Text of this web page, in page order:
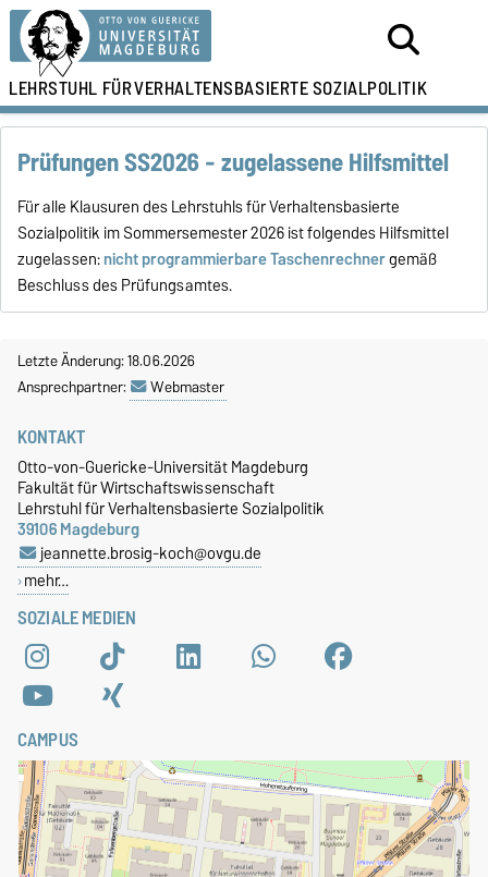
LEHRSTUHL FÜRVERHALTENSBASIERTE SOZIALPOLITIK
Prüfungen SS2026 - zugelassene Hilfsmittel
Für alle Klausuren des Lehrstuhls für Verhaltensbasierte
Sozialpolitik im Sommersemester 2026 ist folgendes Hilfsmittel
zugelassen:nicht programmierbare Taschenrechnergemäß
Beschluss des Prüfungsamtes.
Letzte Änderung: 18.06.2026
Ansprechpartner:
Webmaster
SOZIALE MEDIEN
KONTAKT
Otto-von-Guericke-Universität Magdeburg
Fakultät für Wirtschaftswissenschaft
Lehrstuhl für Verhaltensbasierte Sozialpolitik
39106 Magdeburg
jeannette.brosig-koch@ovgu.de
mehr…
CAMPUS